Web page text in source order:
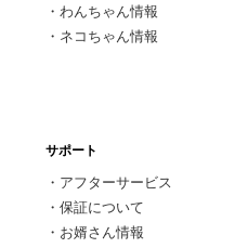
・わんちゃん情報
・ ネコちゃん情報
サポート
・ アフターサービス
・保証について
・ お婿さん情報